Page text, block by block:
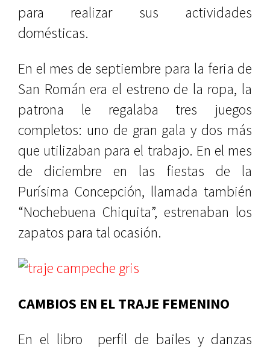
para realizar sus actividades
domésticas.
En el mes de septiembre para la feria de
San Román era el estreno de la ropa, la
patrona le regalaba tres juegos
completos: uno de gran gala y dos más
que utilizaban para el trabajo. En el mes
de diciembre en las fiestas de la
Purísima Concepción, llamada también
“Nochebuena Chiquita”, estrenaban los
zapatos para tal ocasión.
CAMBIOS EN EL TRAJE FEMENINO
En el libro
perfil de bailes y danzas